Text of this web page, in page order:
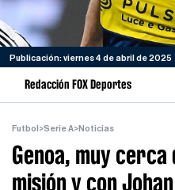
Publicación: viernes 4 de abril de 2025
Redacción FOX Deportes
Futbol >Serie A>Noticias
Genoa, muy
misión y con